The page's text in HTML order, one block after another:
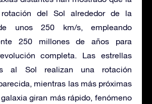
del Sol alrededor de la
unos 250 km/s, empleando
250 millones de años para
completa. Las estrellas
al Sol realizan una rotación
mientras las más próximas
giran más rápido, fenómeno